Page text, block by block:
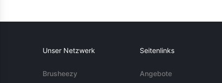
Unser Netzwerk
Brusheezy
Seitenlinks
Angebote